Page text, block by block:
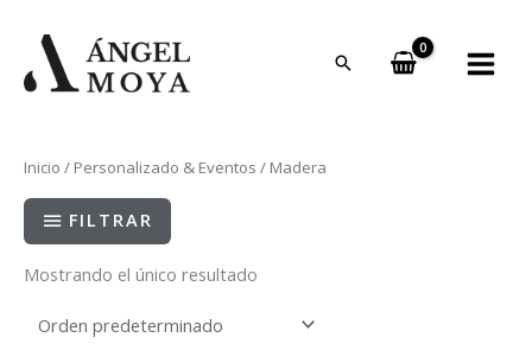
contenido
Inicio / Personalizado & Eventos / Madera
FILTRAR
Mostrando el único resultado